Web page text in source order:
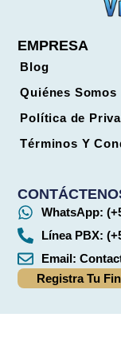
EMPRESA
Blog
Quiénes Somos
Política de
Términos Y
WhatsApp:
Línea PBX:
Email:
Registra Tu